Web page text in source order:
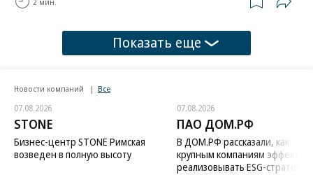
Показать еще
Новости компаний Все
07.08.2026
STONE
Бизнес-центр STONE Римская
возведен в полную высоту
07.08.2026
ПАО ДОМ.РФ
В ДОМ.РФ рассказали, как
крупным компаниям
реализовывать ESG-стратегию